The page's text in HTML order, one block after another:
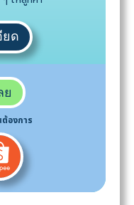
ยด
ย
องการ